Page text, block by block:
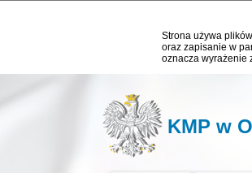
Strona używa
oraz zapisanie w
oznacza wyrażenie
KMP w